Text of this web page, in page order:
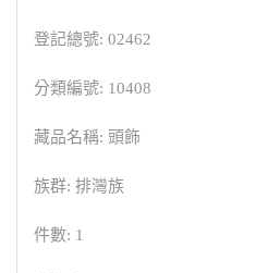
登記總號: 02462
分類編號: 10408
藏品名稱: 頭飾
族群: 排灣族
件數: 1